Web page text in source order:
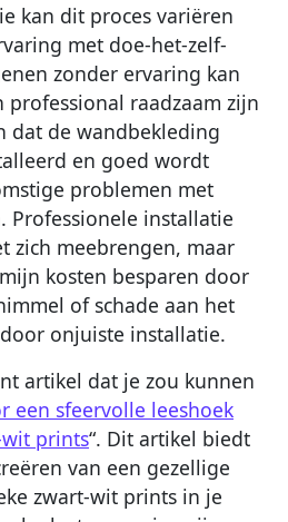
kan dit proces variëren
met doe-het-zelf-
zonder ervaring kan
raadzaam zijn
dat de wandbekleding
en goed wordt
problemen met
Professionele installatie
zich meebrengen, maar
kosten besparen door
of schade aan het
onjuiste installatie.
artikel dat je zou kunnen
een sfeervolle leeshoek
wit prints“. Dit artikel biedt
van een gezellige
zwart-wit prints in je